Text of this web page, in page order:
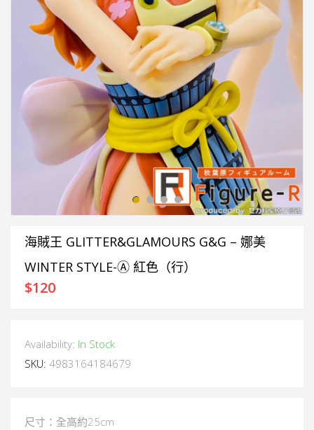
海賊王 GLITTER&GLAMOURS G&G – 娜美
WINTER STYLE-Ⓐ 紅色（行）
$120
Availability: In Stock
SKU: 4983164184679
尺寸：全高約25cm